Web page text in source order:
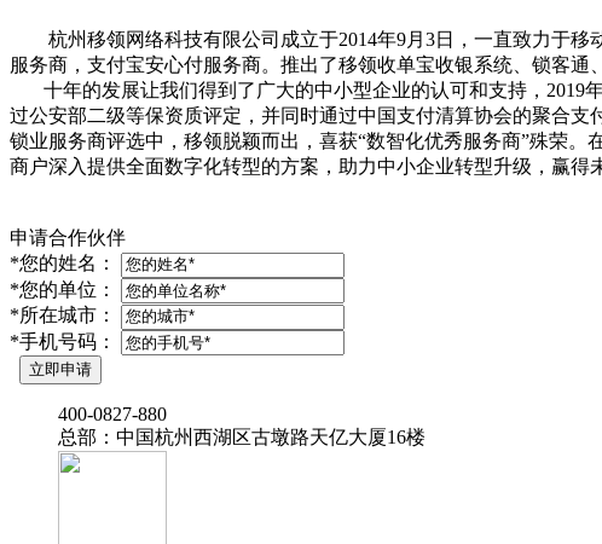
杭州移领网络科技有限公司成立于2014年9月3日，一直致力于
服务商，支付宝安心付服务商。推出了移领收单宝收银系统、锁客
十年的发展让我们得到了广大的中小型企业的认可和支持，2019
过公安部二级等保资质评定，并同时通过中国支付清算协会的聚合支
锁业服务商评选中，移领脱颖而出，喜获“数智化优秀服务商”殊荣
商户深入提供全面数字化转型的方案，助力中小企业转型升级，赢得
申请合作伙伴
*您的姓名：
*您的单位：
*所在城市：
*手机号码：
‭400-0827-880
总部：中国杭州西湖区古墩路天亿大厦16楼